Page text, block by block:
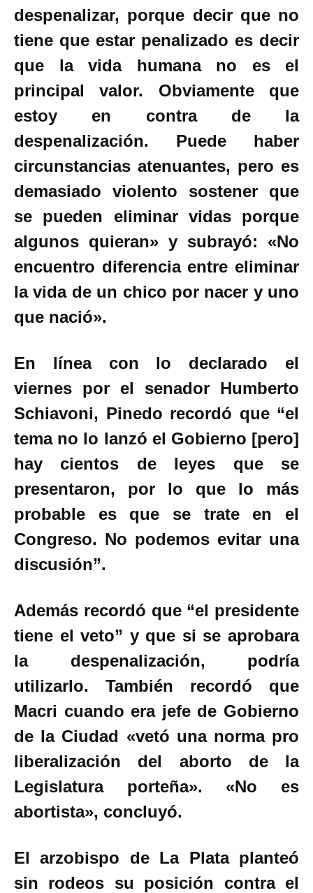
despenalizar, porque decir que no
tiene que estar penalizado es decir
que la vida humana no es el
principal valor. Obviamente que
estoy en contra de la
despenalización. Puede haber
circunstancias atenuantes, pero es
demasiado violento sostener que
se pueden eliminar vidas porque
algunos quieran» y subrayó: «No
encuentro diferencia entre eliminar
la vida de un chico por nacer y uno
que nació».
En línea con lo declarado el
viernes por el senador Humberto
Schiavoni, Pinedo recordó que “el
tema no lo lanzó el Gobierno [pero]
hay cientos de leyes que se
presentaron, por lo que lo más
probable es que se trate en el
Congreso. No podemos evitar una
discusión”.
Además recordó que “el presidente
tiene el veto” y que si se aprobara
la despenalización, podría
utilizarlo. También recordó que
Macri cuando era jefe de Gobierno
de la Ciudad «vetó una norma pro
liberalización del aborto de la
Legislatura porteña». «No es
abortista», concluyó.
El arzobispo de La Plata planteó
sin rodeos su posición contra el